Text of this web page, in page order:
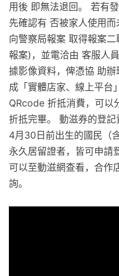
用後 即無法退回。 若有
先確認有 否被家人使用
向警察局報案 取得報案
報案)，並電洽由 客服人
據影像資料，俾憑協 助
成「實體店家、線上平台
QRcode 折抵消費，可以
折抵完畢。 動滋券的登
4月30日前出生的國民（
永久居留證者，皆可申請
可以至動滋網查看，合作
詢。